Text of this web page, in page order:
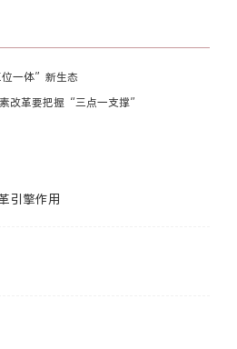
位一体”新生态
改革要把握“三点一支撑”
引擎作用